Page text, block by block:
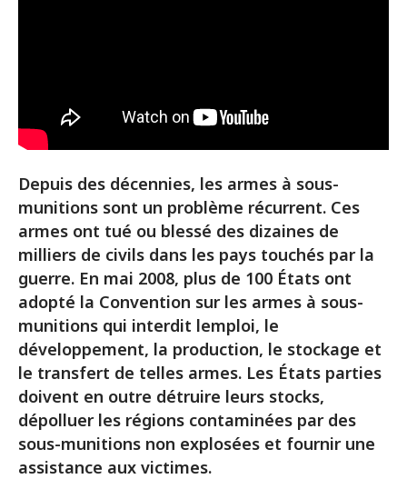
Depuis des décennies, les armes à sous-
munitions sont un problème récurrent. Ces
armes ont tué ou blessé des dizaines de
milliers de civils dans les pays touchés par la
guerre. En mai 2008, plus de 100 États ont
adopté la Convention sur les armes à sous-
munitions qui interdit lemploi, le
développement, la production, le stockage et
le transfert de telles armes. Les États parties
doivent en outre détruire leurs stocks,
dépolluer les régions contaminées par des
sous-munitions non explosées et fournir une
assistance aux victimes.